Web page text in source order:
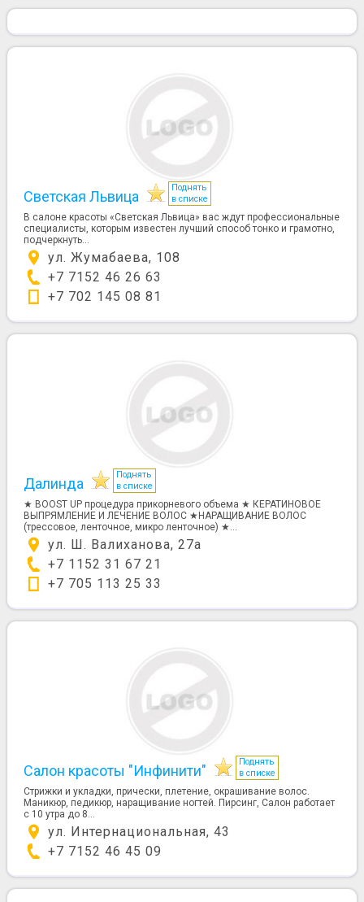
Светская Львица
Поднять
в списке
В салоне красоты «Светская Львица» вас ждут профессиональные
специалисты, которым известен лучший способ тонко и грамотно,
подчеркнуть...
ул. Жумабаева, 108
+7 7152 46 26 63
+7 702 145 08 81
Далинда
Поднять
в списке
★ BOOST UP процедура прикорневого объема ★ КЕРАТИНОВОЕ
ВЫПРЯМЛЕНИЕ И ЛЕЧЕНИЕ ВОЛОС ★НАРАЩИВАНИЕ ВОЛОС
(трессовое, ленточное, микро ленточное) ★...
ул. Ш. Валиханова, 27а
+7 1152 31 67 21
+7 705 113 25 33
Салон красоты "Инфинити"
Поднять
в списке
Стрижки и укладки, прически, плетение, окрашивание волос.
Маникюр, педикюр, наращивание ногтей. Пирсинг, Салон работает
с 10 утра до 8...
ул. Интернациональная, 43
+7 7152 46 45 09